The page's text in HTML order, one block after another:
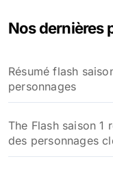
r
e
r
Nos dernières
Résumé flash
personnages
The Flash saison 1
des personnages